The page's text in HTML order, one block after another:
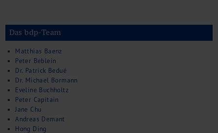
Das bdp-Team
Matthias Baenz
Peter Beblein
Dr. Patrick Bedué
Dr. Michael Bormann
Eveline Buchholtz
Peter Capitain
Jane Chu
Andreas Demant
Hong Ding